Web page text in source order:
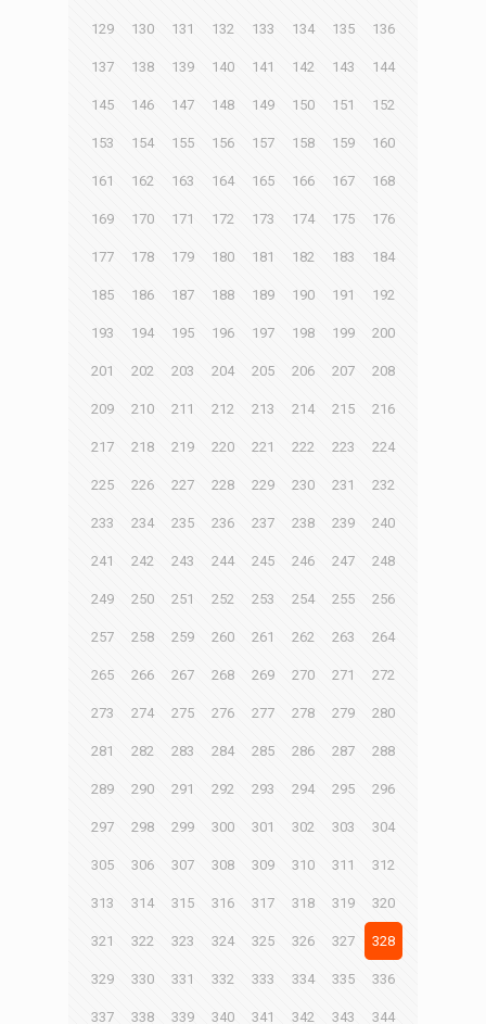
129 130 131 132 133 134 135 136
137 138 139 140 141 142 143 144
145 146 147 148 149 150 151 152
153 154 155 156 157 158 159 160
161 162 163 164 165 166 167 168
169 170 171 172 173 174 175 176
177 178 179 180 181 182 183 184
185 186 187 188 189 190 191 192
193 194 195 196 197 198 199 200
201 202 203 204 205 206 207 208
209 210 211 212 213 214 215 216
217 218 219 220 221 222 223 224
225 226 227 228 229 230 231 232
233 234 235 236 237 238 239 240
241 242 243 244 245 246 247 248
249 250 251 252 253 254 255 256
257 258 259 260 261 262 263 264
265 266 267 268 269 270 271 272
273 274 275 276 277 278 279 280
281 282 283 284 285 286 287 288
289 290 291 292 293 294 295 296
297 298 299 300 301 302 303 304
305 306 307 308 309 310 311 312
313 314 315 316 317 318 319 320
321 322 323 324 325 326 327 328
329 330 331 332 333 334 335 336
337 338 339 340 341 342 343 344